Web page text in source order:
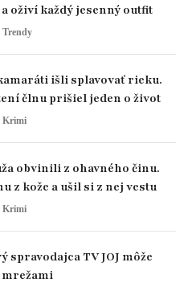
oživí každý jesenný outfit
Trendy
člnu prišiel jeden o život
Krimi
z kože a ušil si z nej vestu
Krimi